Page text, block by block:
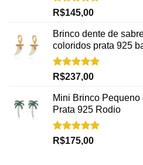
Avaliação
5.00
de 5
R$145,00
Brinco dente de
coloridos prata 925
Avaliação
5.00
de 5
R$237,00
Mini Brinco
Prata 925 Rodio
Avaliação
5.00
de 5
R$175,00